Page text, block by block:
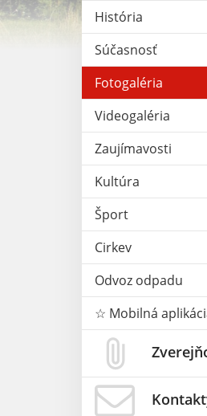
História
Súčasnosť
Fotogaléria
Videogaléria
Zaujímavosti
Kultúra
Šport
Cirkev
Odvoz odpadu
☆ Mobilná